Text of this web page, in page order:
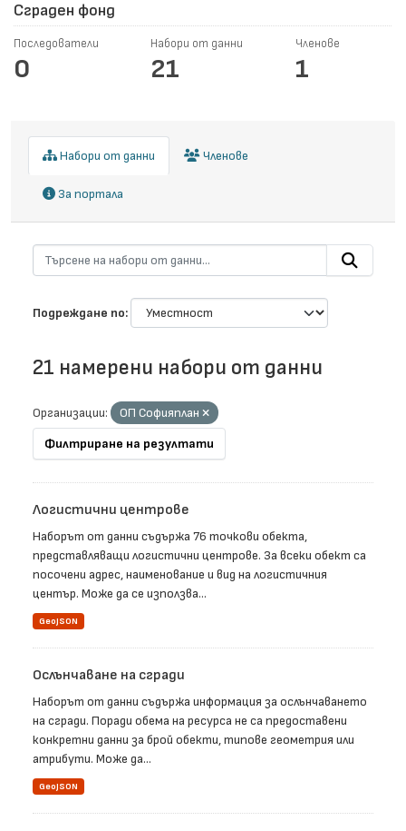
Сграден фонд
Последователи
0
Набори от данни
21
Членове
1
Набори от данни Членове
За портала
Подреждане по
21 намерени набори от данни
Организации:
ОП Софияплан
Филтриране на резултати
Логистични центрове
Наборът от данни съдържа 76 точкови обекта,
представляващи логистични центрове. За всеки обект са
посочени адрес, наименование и вид на логистичния
център. Може да се използва...
GeoJSON
Ослънчаване на сгради
Наборът от данни съдържа информация за ослънчаването
на сгради. Поради обема на ресурса не са предоставени
конкретни данни за брой обекти, типове геометрия или
атрибути. Може да...
GeoJSON